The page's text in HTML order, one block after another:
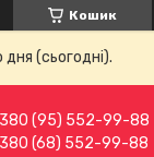
Кошик
(сьогодні).
(95) 552-99-88
(68) 552-99-88